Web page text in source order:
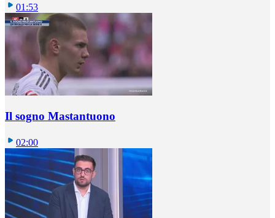
01:53
Il sogno Mastantuono
02:00